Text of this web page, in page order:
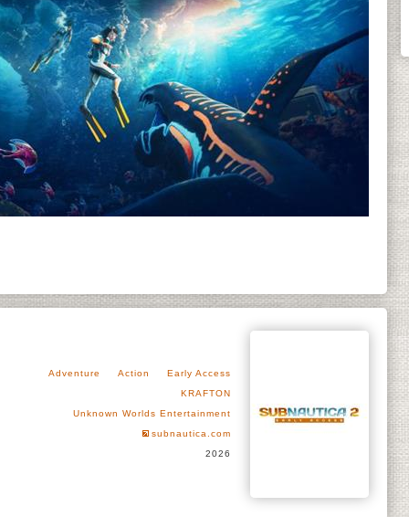
Adventure Action
Early Access
KRAFTON
Unknown Worlds Entertainment
subnautica.com
2026